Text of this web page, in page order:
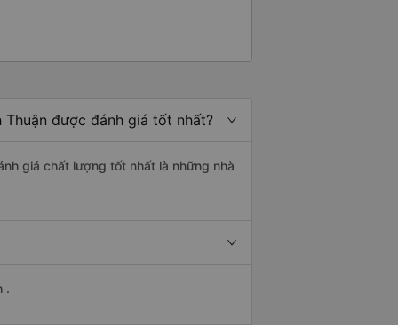
Thuận được đánh giá tốt nhất?
giá chất lượng tốt nhất là những nhà
.